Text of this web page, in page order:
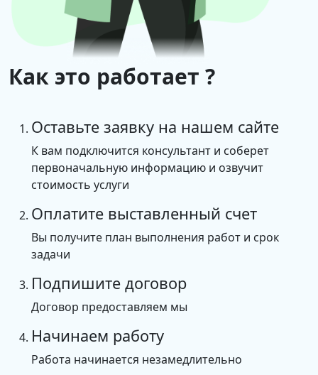
Как это работает ?
Оставьте заявку на нашем сайте
К вам подключится консультант и соберет
первоначальную информацию и озвучит
стоимость услуги
Оплатите выставленный счет
Вы получите план выполнения работ и срок
задачи
Подпишите договор
Договор предоставляем мы
Начинаем работу
Работа начинается незамедлительно